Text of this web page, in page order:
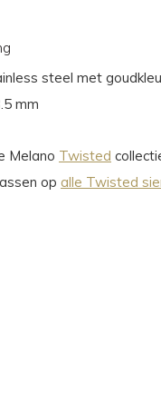
steel met
mm
Melano Twisted
op alle Twisted